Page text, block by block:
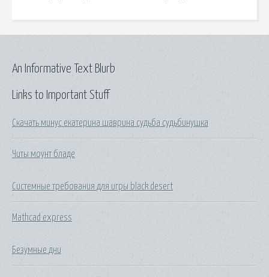
Links to Important Stuff
Скачать минус екатерина шаврина судьба судьбинушка
Читы моунт бладе
Системные требования для игры black desert
Mathcad express
Безумные дни
An Informative Text Blurb